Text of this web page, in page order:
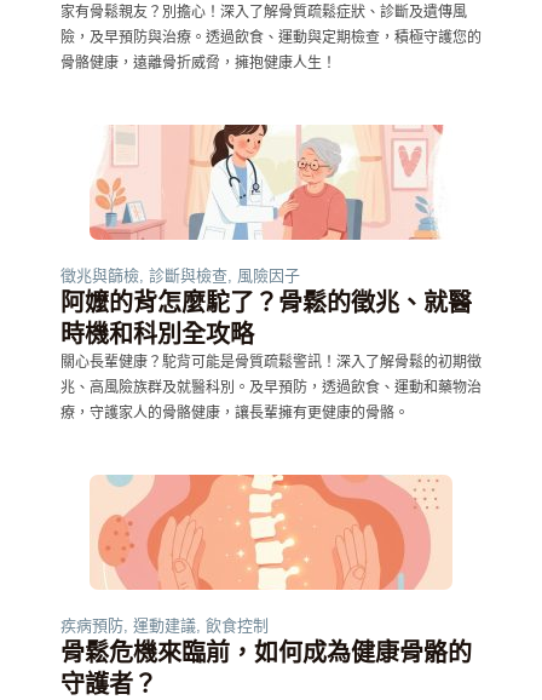
家有骨鬆親友？別擔心！深入了解骨質疏鬆症狀、診斷及遺傳風
險，及早預防與治療。透過飲食、運動與定期檢查，積極守護您的
骨骼健康，遠離骨折威脅，擁抱健康人生！
徵兆與篩檢 診斷與檢查 風險因子
阿嬤的背怎麼駝了？骨鬆的徵兆、就醫
時機和科別全攻略
關心長輩健康？駝背可能是骨質疏鬆警訊！深入了解骨鬆的初期徵
兆、高風險族群及就醫科別。及早預防，透過飲食、運動和藥物治
療，守護家人的骨骼健康，讓長輩擁有更健康的骨骼。
疾病預防 運動建議 飲食控制
骨鬆危機來臨前，如何成為健康骨骼的
守護者？